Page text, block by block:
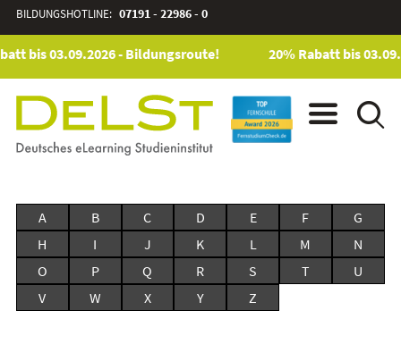
BILDUNGSHOTLINE: 07191 - 22986 - 0
bis 03.09.2026 - Bildungsroute! 20% Rabatt bis
A B C D E F
G
H
I J K L M
N
O
P Q R S T
U
V
W X Y Z